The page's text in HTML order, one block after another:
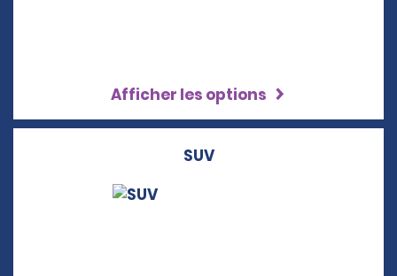
Afficher les options
SUV